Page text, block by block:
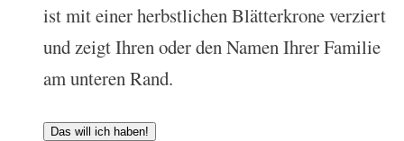
ist mit einer herbstlichen Blätterkrone verziert
und zeigt Ihren oder den Namen Ihrer Familie
am unteren Rand.
Das will ich haben!